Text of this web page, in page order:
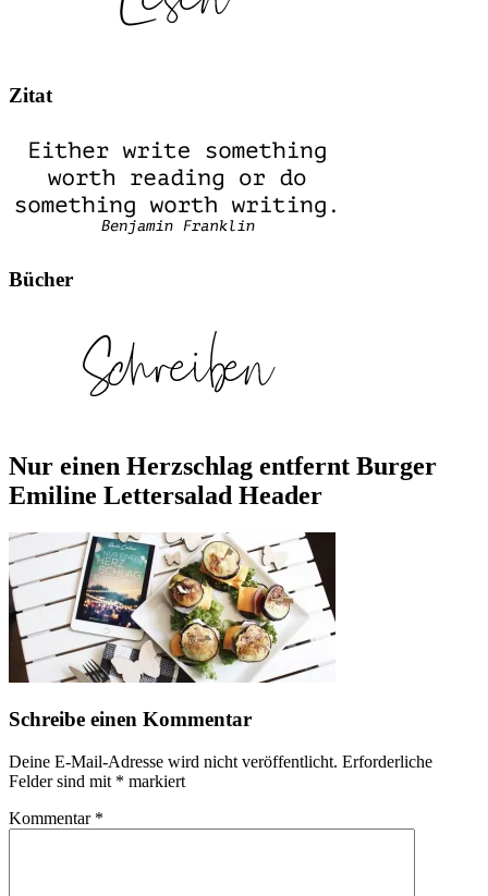
Zitat
Bücher
Nur einen Herzschlag entfernt Burger
Emiline Lettersalad Header
Schreibe einen Kommentar
Deine E-Mail-Adresse wird nicht veröffentlicht. Erforderliche
Felder sind mit * markiert
Kommentar *